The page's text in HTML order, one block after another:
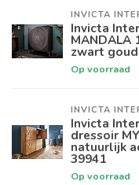
INVICTA
Invicta
MANDALA
zwart
Op voorraad
INVICTA
Invicta
dressoir
natuurlijk
39941
Op voorraad